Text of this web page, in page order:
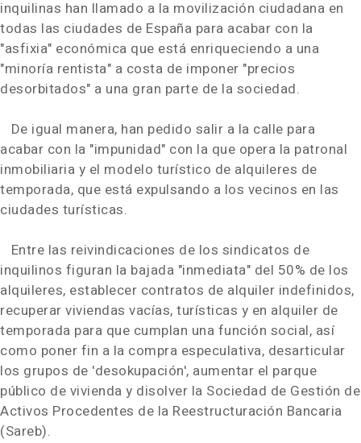
inquilinas han llamado a la movilización ciudadana en
todas las ciudades de España para acabar con la
"asfixia" económica que está enriqueciendo a una
"minoría rentista" a costa de imponer "precios
desorbitados" a una gran parte de la sociedad.
De igual manera, han pedido salir a la calle para
acabar con la "impunidad" con la que opera la patronal
inmobiliaria y el modelo turístico de alquileres de
temporada, que está expulsando a los vecinos en las
ciudades turísticas.
Entre las reivindicaciones de los sindicatos de
inquilinos figuran la bajada "inmediata" del 50% de los
alquileres, establecer contratos de alquiler indefinidos,
recuperar viviendas vacías, turísticas y en alquiler de
temporada para que cumplan una función social, así
como poner fin a la compra especulativa, desarticular
los grupos de 'desokupación', aumentar el parque
público de vivienda y disolver la Sociedad de Gestión de
Activos Procedentes de la Reestructuración Bancaria
(Sareb).